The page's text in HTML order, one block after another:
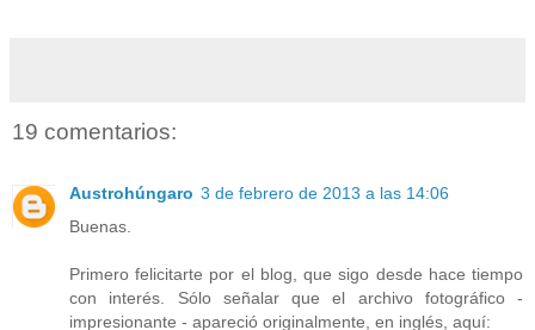
19 comentarios:
Austrohúngaro 3 de febrero de 2013 a las 14:06
Buenas.
Primero felicitarte por el blog, que sigo desde hace tiempo
con interés. Sólo señalar que el archivo fotográfico -
impresionante - apareció originalmente, en inglés, aquí: